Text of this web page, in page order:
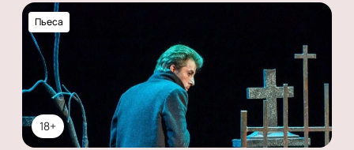
18+
Пьеса